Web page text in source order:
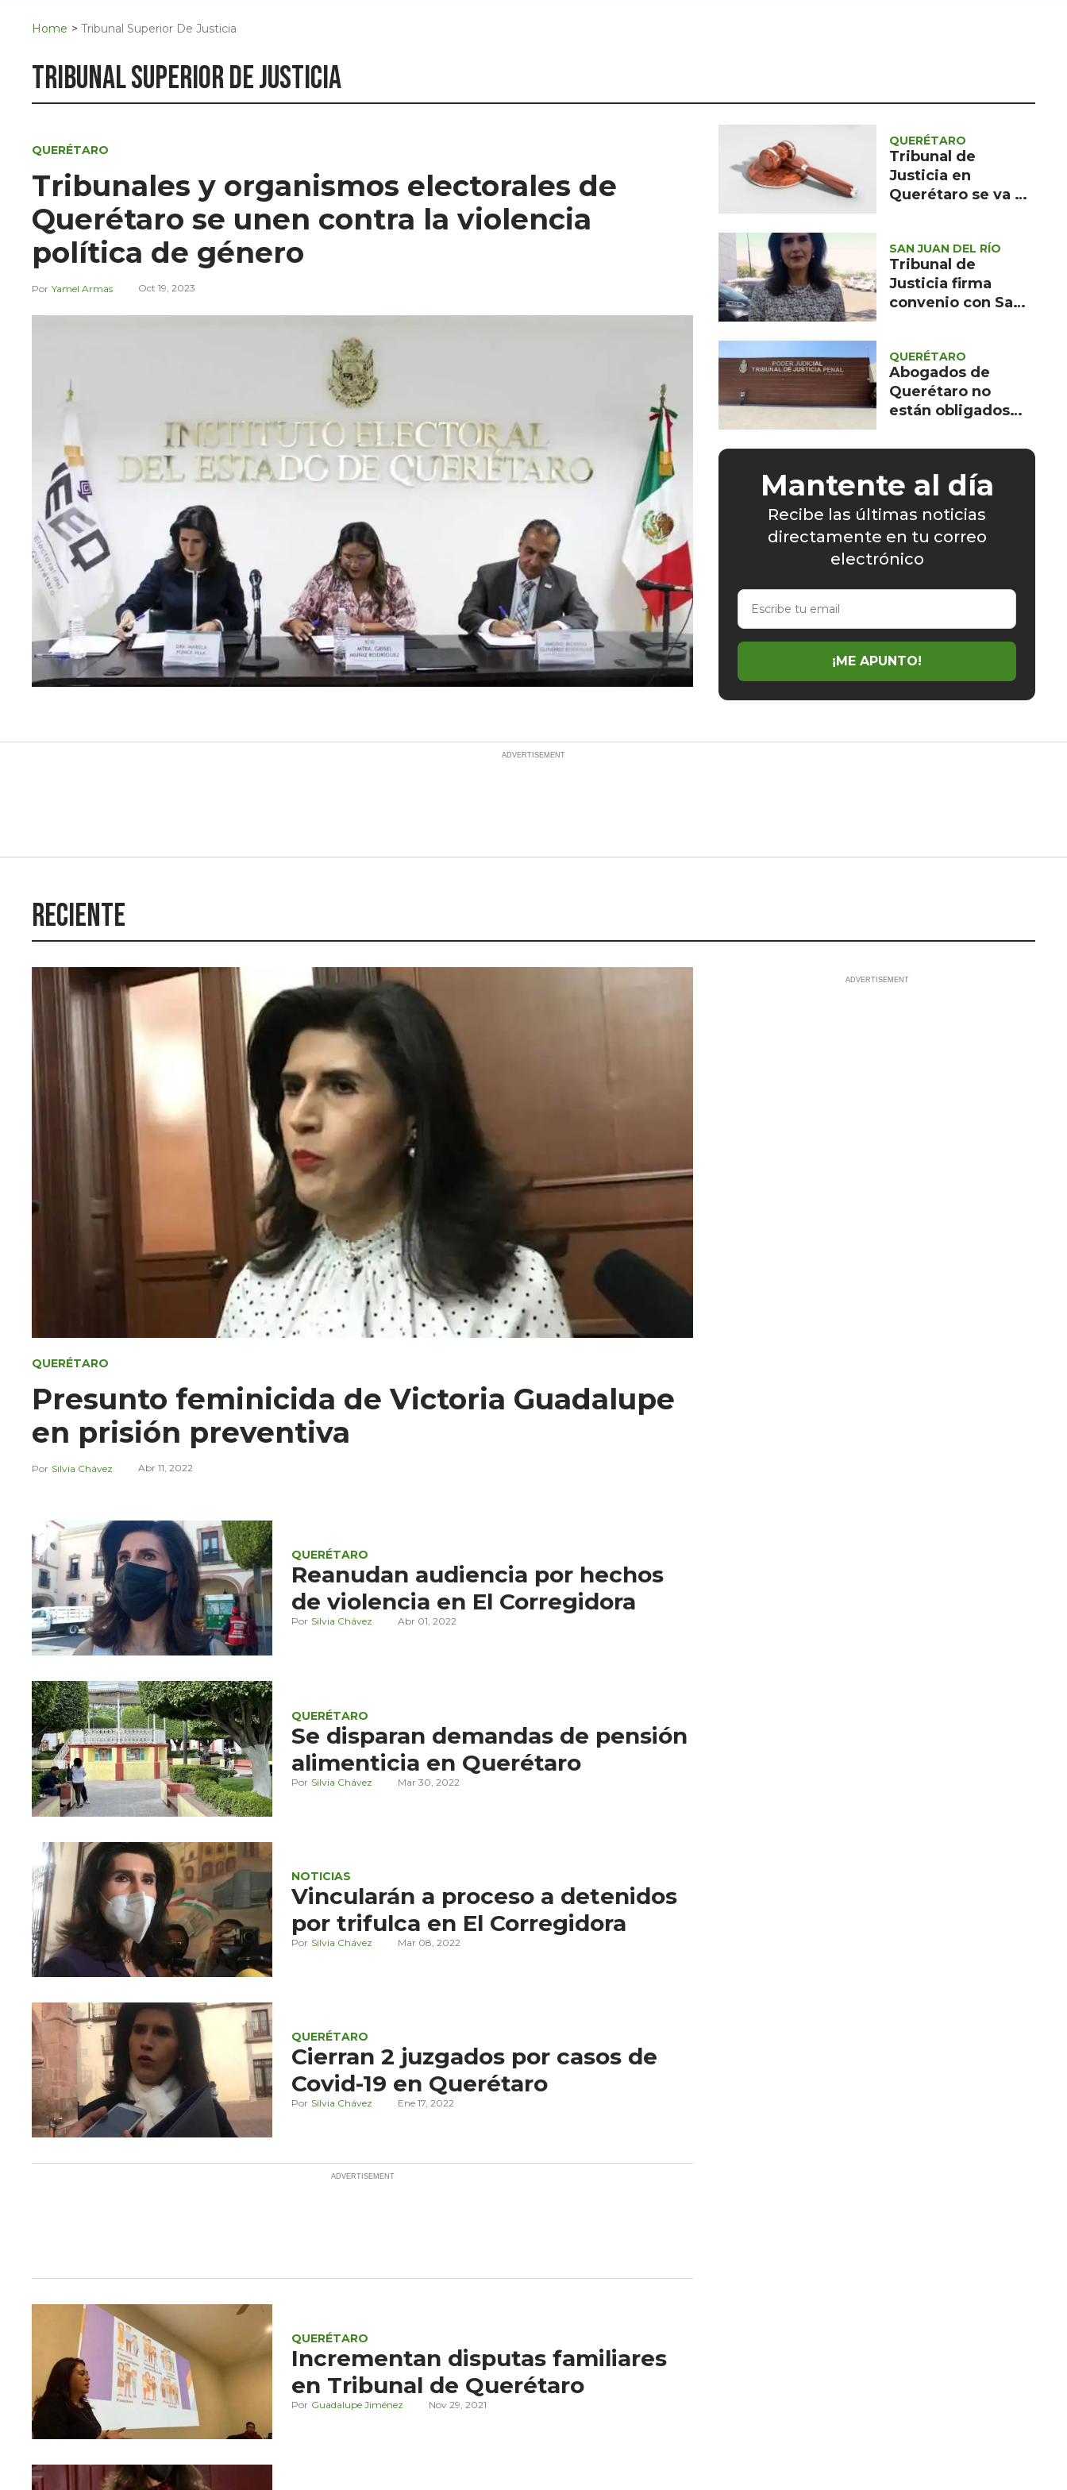
Asuntos Sociales
Estilo de vida
Opinión
Home > Tribunal Superior De Justicia
tribunal superior de justicia
QUERÉTARO
Tribunales y organismos electorales de
Querétaro se unen contra la violencia
política de género
Yamel Armas Oct 19, 2023
QUERÉTARO
Tribunal de
Justicia en
Querétaro se va de
SAN JUAN DEL RÍO
Tribunal de
Justicia firma
convenio con San
QUERÉTARO
Abogados de
Querétaro no
están obligados
TSJ
Mantente al día
Recibe las últimas noticias
directamente en tu correo
electrónico
Escribe
email
¡ME APUNTO!
Reciente
QUERÉTARO
Presunto feminicida de Victoria Guadalupe
en prisión preventiva
Silvia Chávez Abr 11, 2022
QUERÉTARO
Reanudan audiencia por hechos
de violencia en El Corregidora
Silvia Chávez Abr 01, 2022
QUERÉTARO
Se disparan demandas de pensión
alimenticia en Querétaro
Silvia Chávez Mar 30, 2022
NOTICIAS
Vincularán a proceso a detenidos
por trifulca en El Corregidora
Silvia Chávez Mar 08, 2022
QUERÉTARO
Cierran 2 juzgados por casos de
Covid-19 en Querétaro
Silvia Chávez Ene 17, 2022
QUERÉTARO
Incrementan disputas familiares
en Tribunal de Querétaro
Guadalupe Jiménez Nov 29, 2021